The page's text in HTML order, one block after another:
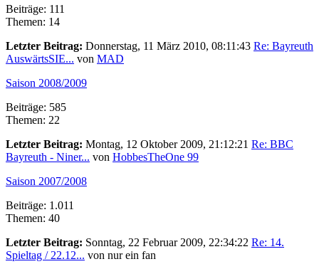
Beiträge: 111
Themen: 14
Letzter Beitrag: Donnerstag, 11 März 2010, 08:11:43 Re: Bayreuth
AuswärtsSIE... von MAD
Saison 2008/2009
Beiträge: 585
Themen: 22
Letzter Beitrag: Montag, 12 Oktober 2009, 21:12:21 Re: BBC
Bayreuth - Niner... von HobbesTheOne 99
Saison 2007/2008
Beiträge: 1.011
Themen: 40
Letzter Beitrag: Sonntag, 22 Februar 2009, 22:34:22 Re: 14.
Spieltag / 22.12... von nur ein fan